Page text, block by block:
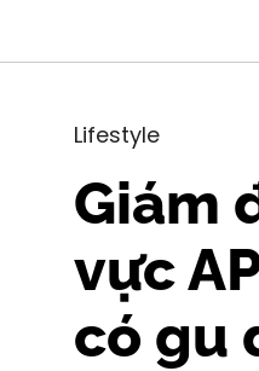
Lifestyle
Giám
vực
có gu